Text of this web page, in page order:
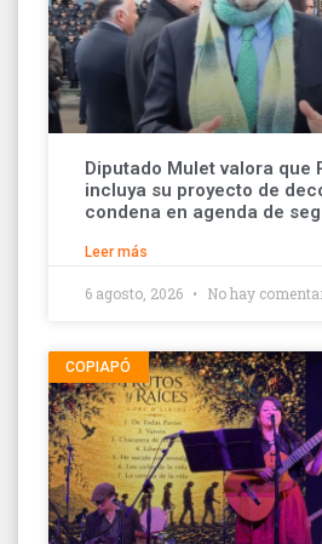
Diputado Mulet valora que
incluya su proyecto de
condena en agenda de
Leer más
6 agosto, 2026 No hay
COPIAPÓ